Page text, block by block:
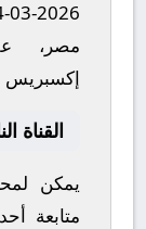
2026-03-04
مصر،
إكسبريس
القناة
يمكن
متابعة